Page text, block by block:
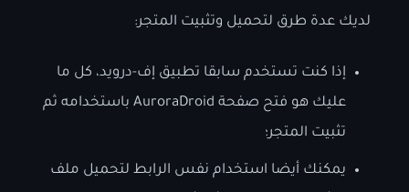
لديك عدة طرق لتحميل وتثبيت المتجر:
إذا كنت تستخدم سابقا تطبيق إف-درويد، كل ما
عليك هو فتح صفحة AuroraDroid باستخدامه ثم
تثبيت المتجر؛
يمكنك أيضا استخدام نفس الرابط لتحميل ملف